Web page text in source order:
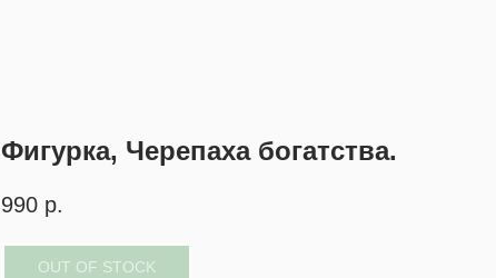
Фигурка, Черепаха богатства.
990 р.
OUT OF STOCK